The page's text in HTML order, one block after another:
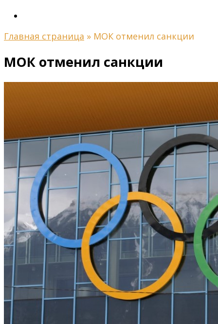
Главная страница » МОК отменил санкции
МОК отменил санкции